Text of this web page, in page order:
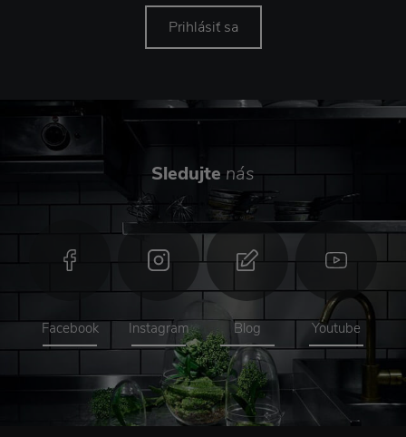
Prihlásiť sa
Sledujte nás
Facebook Instagram Blog Youtube